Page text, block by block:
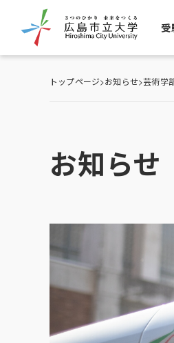
受
トップページ>お知らせ>芸術学
お知らせ